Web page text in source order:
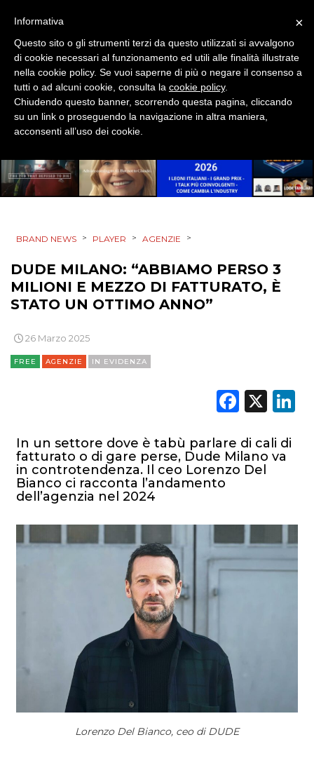
BRAND NEWS > PLAYER > AGENZIE >
DUDE MILANO: “ABBIAMO PERSO 3
MILIONI E MEZZO DI FATTURATO, È
STATO UN OTTIMO ANNO”
26 Marzo 2025
FREE AGENZIE IN EVIDENZA
X
In un settore dove è tabù parlare di cali di
fatturato o di gare perse, Dude Milano va
in controtendenza. Il ceo Lorenzo Del
Bianco ci racconta l’andamento
dell’agenzia nel 2024
Lorenzo Del Bianco, ceo di DUDE
×
Informativa
Questo sito o gli strumenti terzi da questo utilizzati si avvalgono
di cookie necessari al funzionamento ed utili alle finalità illustrate
nella cookie policy. Se vuoi saperne di più o negare il consenso a
tutti o ad alcuni cookie, consulta la cookie policy.
Chiudendo questo banner, scorrendo questa pagina, cliccando
su un link o proseguendo la navigazione in altra maniera,
acconsenti all’uso dei cookie.